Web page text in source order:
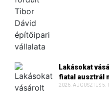
Lakásokat
fiatal ausztrál
2026. AUGUSZTUS 5.